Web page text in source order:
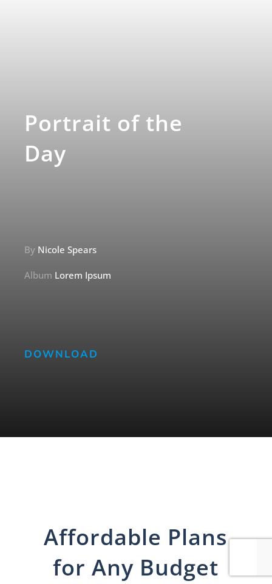
Portrait of the
Day
By Nicole Spears
Album Lorem Ipsum
DOWNLOAD
Affordable Plans
for Any Budget